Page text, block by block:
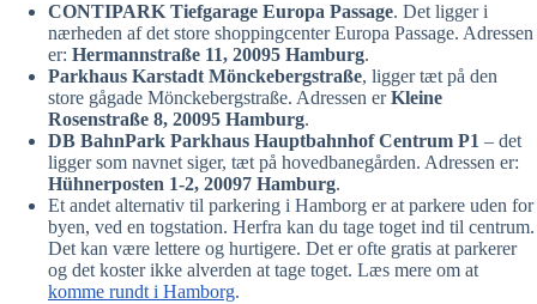
CONTIPARK Tiefgarage Europa Passage. Det ligger i
nærheden af det store shoppingcenter Europa Passage. Adressen
er: Hermannstraße 11, 20095 Hamburg.
Parkhaus Karstadt Mönckebergstraße, ligger tæt på den
store gågade Mönckebergstraße. Adressen erKleine
Rosenstraße 8, 20095 Hamburg.
DB BahnPark Parkhaus Hauptbahnhof Centrum P1 – det
ligger som navnet siger, tæt på hovedbanegården. Adressen er:
Hühnerposten 1-2, 20097 Hamburg.
Et andet alternativ til parkering i Hamborg er at parkere uden for
byen, ved en togstation. Herfra kan du tage toget ind til centrum.
Det kan være lettere og hurtigere. Det er ofte gratis at parkerer
og det koster ikke alverden at tage toget. Læs mere om at
komme rundt i Hamborg.